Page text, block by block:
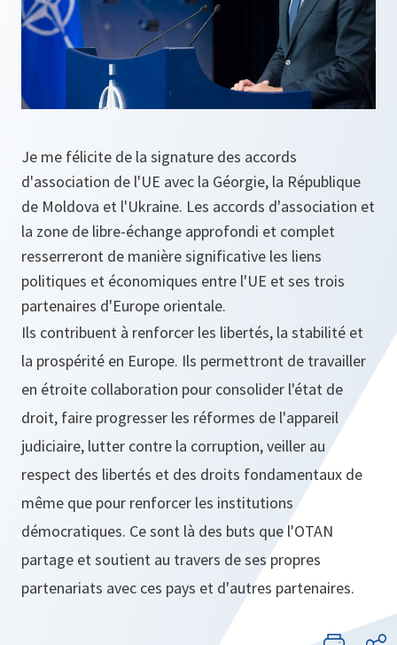
Je me félicite de la signature des accords
d'association de l'UE avec la Géorgie, la République
de Moldova et l'Ukraine. Les accords d'association et
la zone de libre-échange approfondi et complet
resserreront de manière significative les liens
politiques et économiques entre l'UE et ses trois
partenaires d'Europe orientale.
Ils contribuent à renforcer les libertés, la stabilité et
la prospérité en Europe. Ils permettront de travailler
en étroite collaboration pour consolider l'état de
droit, faire progresser les réformes de l'appareil
judiciaire, lutter contre la corruption, veiller au
respect des libertés et des droits fondamentaux de
même que pour renforcer les institutions
démocratiques. Ce sont là des buts que l'OTAN
partage et soutient au travers de ses propres
partenariats avec ces pays et d'autres partenaires.